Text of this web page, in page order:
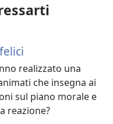
realizzato una
che insegna ai
sul piano morale e
reazione?